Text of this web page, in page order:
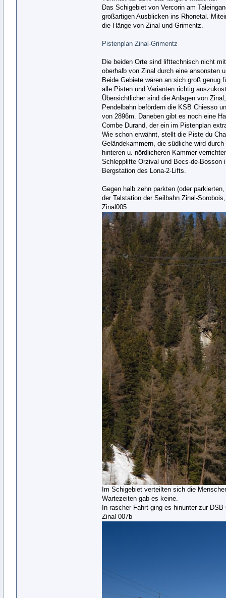
Das Schigebiet von Vercorin am
großartigen Ausblicken ins Rhonetal.
die Hänge von Zinal und Grimentz.
Pistenplan Zinal-Grimentz
Die beiden Orte sind lifttechnisch nicht
oberhalb von Zinal durch eine ansonsten
Beide Gebiete wären an sich groß genug
alle Pisten und Varianten richtig
Übersichtlicher sind die Anlagen von
Pendelbahn befördern die KSB Chiesso
von 2896m. Daneben gibt es noch eine
Combe Durand, der ein im Pistenplan
Wie schon erwähnt, stellt die Piste du
Geländekammern, die südliche wird
hinteren u. nördlicheren Kammer
Schlepplifte Orzival und Becs-de-Bosson
Bergstation des Lona-2-Lifts.
Gegen halb zehn parkten (oder
der Talstation der Seilbahn Zinal-
Zinal005
Im Schigebiet verteilten sich die
Wartezeiten gab es keine.
In rascher Fahrt ging es hinunter zur
Zinal 007b